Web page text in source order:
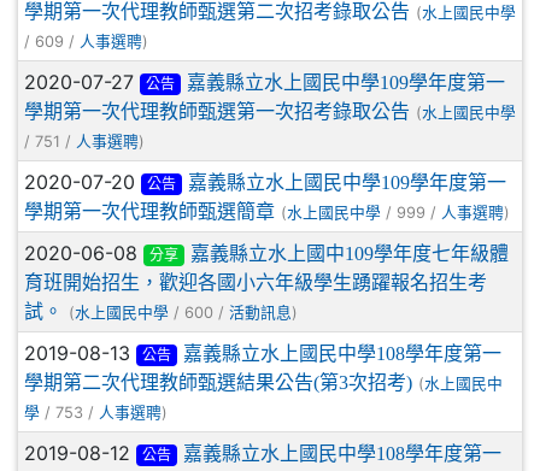
學期第一次代理教師甄選第二次招考錄取公告 (水上國民中學
/ 609 / 人事選聘)
2020-07-27 公告
嘉義縣立水上國民中學109學年度第一
學期第一次代理教師甄選第一次招考錄取公告 (水上國民中學
/ 751 / 人事選聘)
2020-07-20 公告
嘉義縣立水上國民中學109學年度第一
學期第一次代理教師甄選簡章 (水上國民中學 / 999 / 人事選聘)
2020-06-08 分享
嘉義縣立水上國中109學年度七年級體
育班開始招生，歡迎各國小六年級學生踴躍報名招生考
試。
(水上國民中學 / 600 / 活動訊息 )
2019-08-13 公告
嘉義縣立水上國民中學108學年度第一
學期第二次代理教師甄選結果公告(第3次招考) (水上國民中
學 / 753 / 人事選聘)
2019-08-12 公告
嘉義縣立水上國民中學108學年度第一